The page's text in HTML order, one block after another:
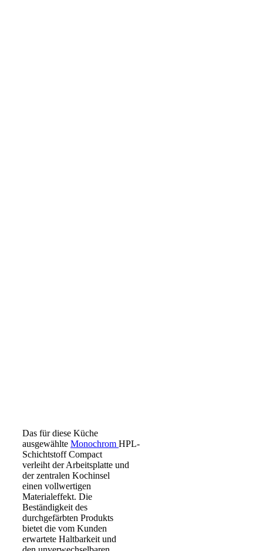
Das für diese Küche
ausgewählte Monochrom HPL-
Schichtstoff Compact
verleiht der Arbeitsplatte und
der zentralen Kochinsel
einen vollwertigen
Materialeffekt. Die
Beständigkeit des
durchgefärbten Produkts
bietet die vom Kunden
erwartete Haltbarkeit und